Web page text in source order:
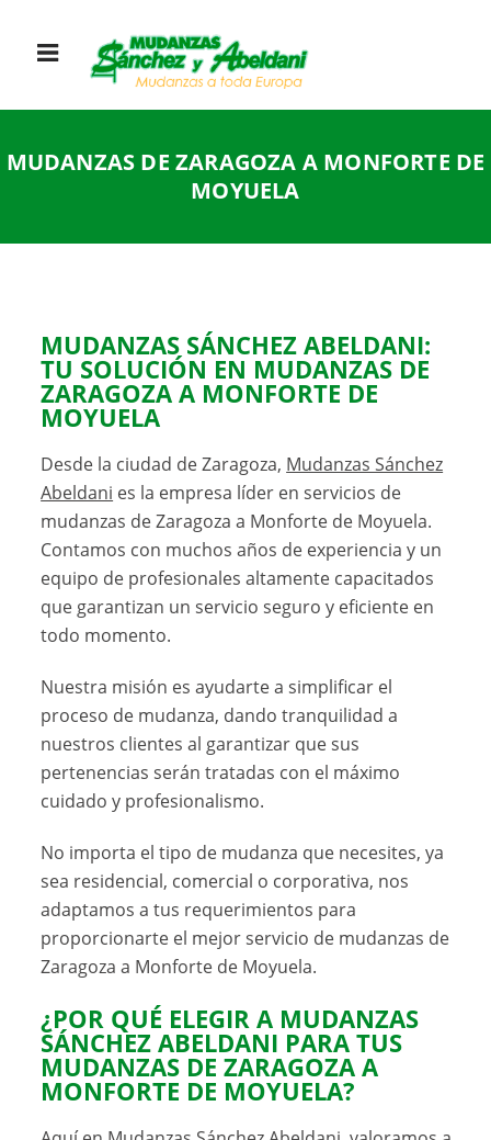
MUDANZAS DE ZARAGOZA A MONFORTE DE
MOYUELA
MUDANZAS SÁNCHEZ ABELDANI:
TU SOLUCIÓN EN MUDANZAS DE
ZARAGOZA A MONFORTE DE
MOYUELA
Desde la ciudad de Zaragoza, Mudanzas Sánchez
Abeldani es la empresa líder en servicios de
mudanzas de Zaragoza a Monforte de Moyuela.
Contamos con muchos años de experiencia y un
equipo de profesionales altamente capacitados
que garantizan un servicio seguro y eficiente en
todo momento.
Nuestra misión es ayudarte a simplificar el
proceso de mudanza, dando tranquilidad a
nuestros clientes al garantizar que sus
pertenencias serán tratadas con el máximo
cuidado y profesionalismo.
No importa el tipo de mudanza que necesites, ya
sea residencial, comercial o corporativa, nos
adaptamos a tus requerimientos para
proporcionarte el mejor servicio de mudanzas de
Zaragoza a Monforte de Moyuela.
¿POR QUÉ ELEGIR A MUDANZAS
SÁNCHEZ ABELDANI PARA TUS
MUDANZAS DE ZARAGOZA A
MONFORTE DE MOYUELA?